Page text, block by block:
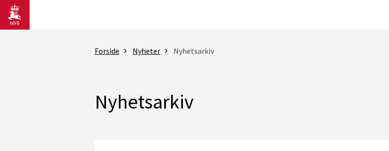
Gå til hovedinnhold
Forside Nyheter Nyhetsarkiv
Nyhetsarkiv